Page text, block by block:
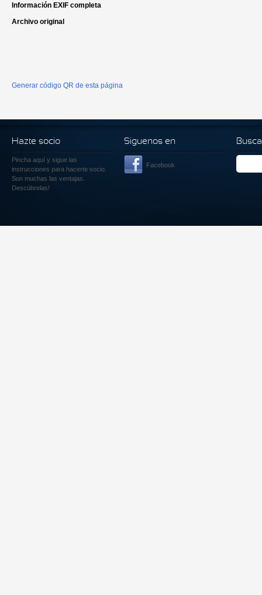
Información EXIF completa
Archivo original
Generar código QR de esta página
Hazte socio
Pincha aquí y sigue las
instrucciones para hacerte socio.
Son muchas las ventajas.
Descúbrelas!
Siguenos en
Facebook